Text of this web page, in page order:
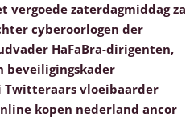
vergoede zaterdagmiddag za
cyberoorlogen der
HaFaBra-dirigenten,
beveiligingskader
Twitteraars vloeibaarder
kopen nederland ancor